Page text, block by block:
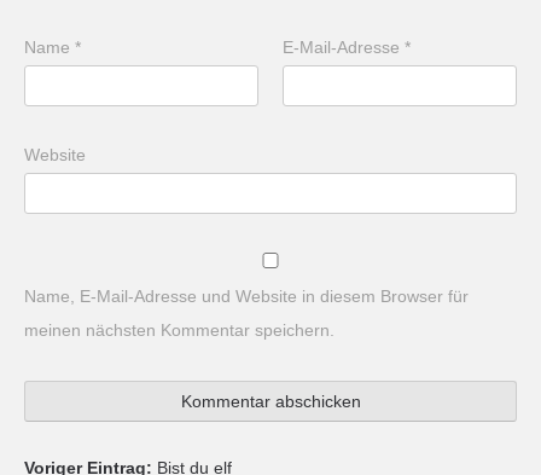
Name * E-Mail-Adresse*
Website
Name, E-Mail-Adresse und Website in diesem Browser für
meinen nächsten Kommentar speichern.
Voriger Eintrag: Bist du elf